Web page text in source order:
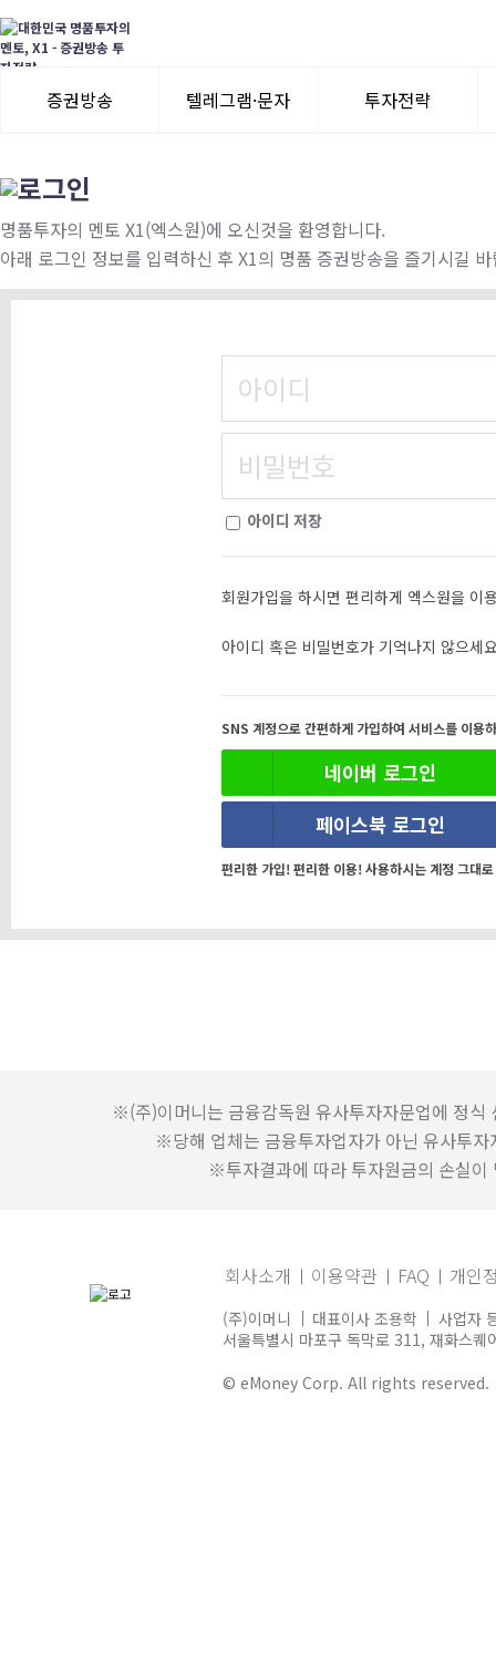
증권방송
수익률뽐내기
이용후기
텔레그램·문자
3일 무료체험
이용후기
투자전략
명품투자의 멘토 X1(엑스원)에 오신것을 환영합니다.
아래 로그인 정보를 입력하신 후 X1의 명품 증권방송을 즐기시길
아이디
비밀번호
아이디 저장
회원가입을 하시면 편리하게 엑스원을 이
아이디 혹은 비밀번호가 기억나지 않으세
SNS 계정으로 간편하게 가입하여 서비스를 이용
네이버 로그인
페이스북 로그인
편리한 가입! 편리한 이용! 사용하시는 계정 그대
※(주)이머니는 금융감독원 유사투자자문업에 정식
※당해 업체는 금융투자업자가 아닌 유사투
※투자결과에 따라 투자원금의 손실이
회사소개 이용약관 FAQ 개인
(주)이머니 대표이사 조용학
사업자
서울특별시 마포구 독막로 311, 재화스
© eMoney Corp. All rights reserved.